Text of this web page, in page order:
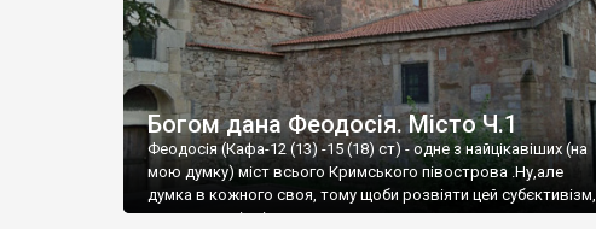
Богом дана Феодосія. Місто Ч.1
Феодосія (Кафа-12 (13) -15 (18) ст) - одне з найцікавіших (на
мою думку) міст всього Кримського півострова .Ну,але
думка в кожного своя, тому щоби розвіяти цей субєктивізм,
запрошую відвідати це